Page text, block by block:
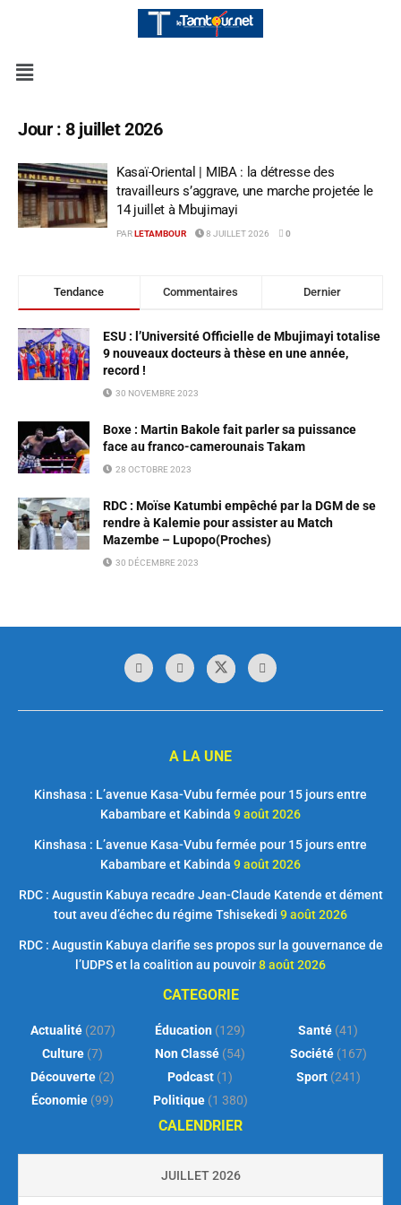
Jour : 8 juillet 2026
Kasaï-Oriental | MIBA : la détresse des
travailleurs s’aggrave, une marche projetée le
14 juillet à Mbujimayi
PAR LETAMBOUR 8 JUILLET 2026 0
Tendance Commentaires Dernier
ESU : l’Université Officielle de Mbujimayi totalise
9 nouveaux docteurs à thèse en une année,
record !
30 NOVEMBRE 2023
Boxe : Martin Bakole fait parler sa puissance
face au franco-camerounais Takam
28 OCTOBRE 2023
RDC : Moïse Katumbi empêché par la DGM de se
rendre à Kalemie pour assister au Match
Mazembe – Lupopo(Proches)
30 DÉCEMBRE 2023
A LA UNE
Kinshasa : L’avenue Kasa-Vubu fermée pour 15 jours entre
Kabambare et Kabinda 9 août 2026
Kinshasa : L’avenue Kasa-Vubu fermée pour 15 jours entre
Kabambare et Kabinda 9 août 2026
RDC : Augustin Kabuya recadre Jean-Claude Katende et dément
tout aveu d’échec du régime Tshisekedi 9 août 2026
RDC : Augustin Kabuya clarifie ses propos sur la gouvernance de
l’UDPS et la coalition au pouvoir8 août 2026
CATEGORIE
Actualité(207)
Culture (7)
Découverte (2)
Économie (99)
Éducation (129)
Non Classé (54)
Podcast (1)
Politique(1 380)
Santé (41)
Société(167)
Sport(241)
CALENDRIER
JUILLET 2026